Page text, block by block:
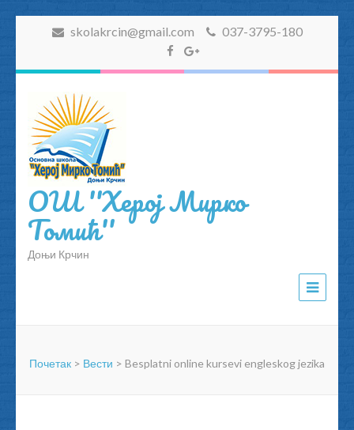
skolakrcin@gmail.com 037-3795-180
ОШ ''Херој Мирко
Томић''
Доњи Крчин
Почетак > Вести > Besplatni online kursevi engleskog jezika